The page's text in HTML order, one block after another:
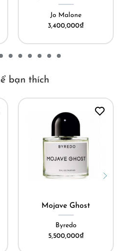
Jo Malone
3,400,000₫
bạn thích
Mojave Ghost
Byredo
5,500,000₫